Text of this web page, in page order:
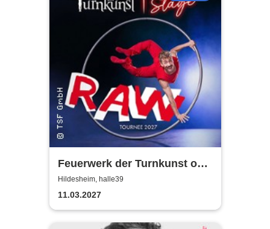
Feuerwerk der Turnkunst on
stage - RAW
Hildesheim, halle39
11.03.2027